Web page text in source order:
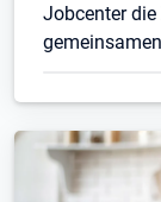
Jobcenter